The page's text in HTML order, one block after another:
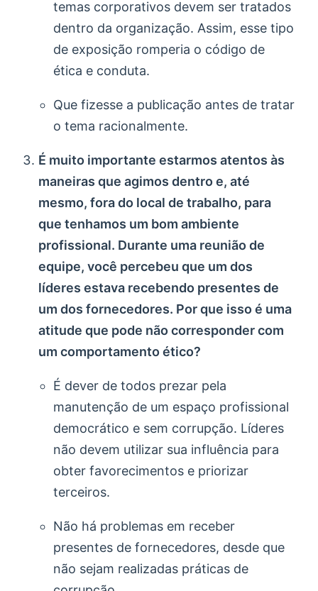
temas corporativos devem ser tratados
dentro da organização. Assim, esse tipo
de exposição romperia o código de
ética e conduta.
Que fizesse a publicação antes de tratar
o tema racionalmente.
É muito importante estarmos atentos às
maneiras que agimos dentro e, até
mesmo, fora do local de trabalho, para
que tenhamos um bom ambiente
profissional. Durante uma reunião de
equipe, você percebeu que um dos
líderes estava recebendo presentes de
um dos fornecedores. Por que isso é uma
atitude que pode não corresponder com
um comportamento ético?
É dever de todos prezar pela
manutenção de um espaço profissional
democrático e sem corrupção. Líderes
não devem utilizar sua influência para
obter favorecimentos e priorizar
terceiros.
Não há problemas em receber
presentes de fornecedores, desde que
não sejam realizadas práticas de